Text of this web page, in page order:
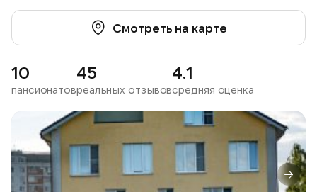
Смотреть на карте
10
пансионатов
45
реальных отзывов
4.1
средняя оценка